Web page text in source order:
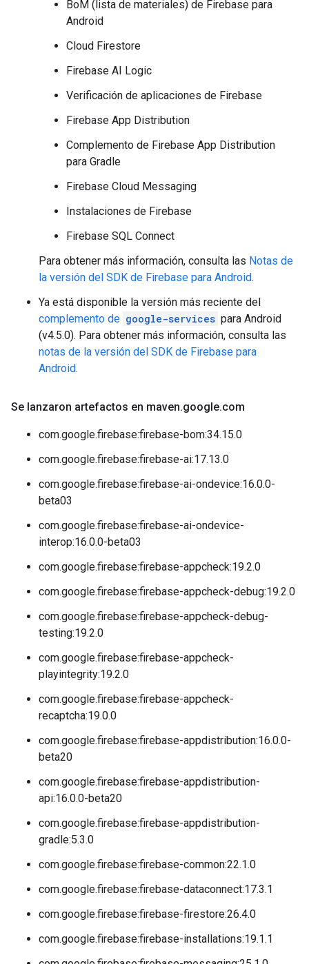
BoM (lista de materiales) de Firebase para
Android
Cloud Firestore
Firebase AI Logic
Verificación de aplicaciones de Firebase
Firebase App Distribution
Complemento de Firebase App Distribution
para Gradle
Firebase Cloud Messaging
Instalaciones de Firebase
Firebase SQL Connect
Para obtener más información, consulta las Notas de
la versión del SDK de Firebase para Android.
Ya está disponible la versión más reciente del
complemento de google-services para Android
(v4.5.0). Para obtener más información, consulta las
notas de la versión del SDK de Firebase para
Android.
Se lanzaron artefactos en maven.google.com
com.google.firebase:firebase-bom:34.15.0
com.google.firebase:firebase-ai:17.13.0
com.google.firebase:firebase-ai-ondevice:16.0.0-
beta03
com.google.firebase:firebase-ai-ondevice-
interop:16.0.0-beta03
com.google.firebase:firebase-appcheck:19.2.0
com.google.firebase:firebase-appcheck-debug:19.2.0
com.google.firebase:firebase-appcheck-debug-
testing:19.2.0
com.google.firebase:firebase-appcheck-
playintegrity:19.2.0
com.google.firebase:firebase-appcheck-
recaptcha:19.0.0
com.google.firebase:firebase-appdistribution:16.0.0-
beta20
com.google.firebase:firebase-appdistribution-
api:16.0.0-beta20
com.google.firebase:firebase-appdistribution-
gradle:5.3.0
com.google.firebase:firebase-common:22.1.0
com.google.firebase:firebase-dataconnect:17.3.1
com.google.firebase:firebase-firestore:26.4.0
com.google.firebase:firebase-installations:19.1.1